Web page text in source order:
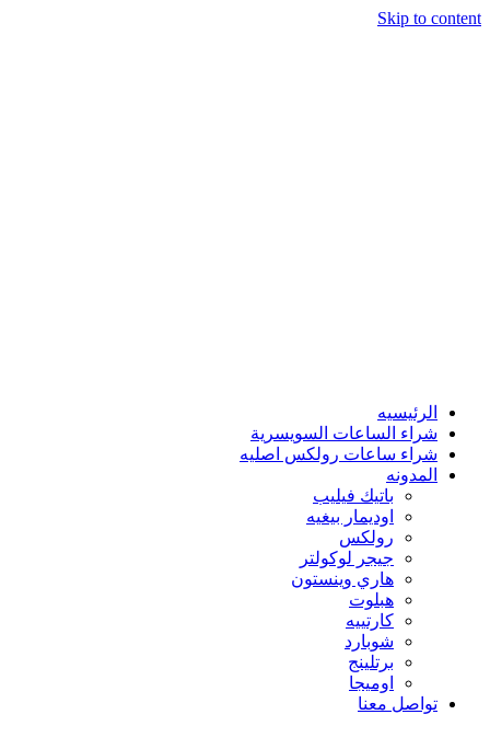
Skip to content
الرئيسيه
شراء الساعات السويسرية
شراء ساعات رولكس اصليه
المدونه
باتيك فيليب
اوديمار بيغيه
رولكس
جيجر لوكولتر
هاري وينستون
هبلوت
كارتييه
شوبارد
برتلينج
اوميجا
تواصل معنا